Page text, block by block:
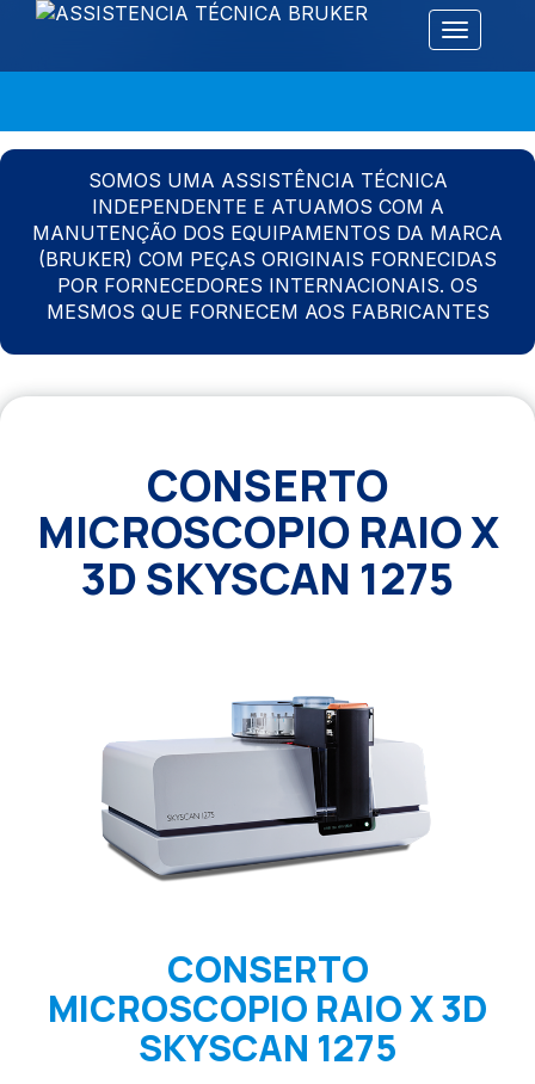
Alternar
SOMOS UMA ASSISTÊNCIA TÉCNICA
INDEPENDENTE E ATUAMOS COM A
MANUTENÇÃO DOS EQUIPAMENTOS DA MARCA
(BRUKER) COM PEÇAS ORIGINAIS FORNECIDAS
POR FORNECEDORES INTERNACIONAIS. OS
MESMOS QUE FORNECEM AOS FABRICANTES
CONSERTO
MICROSCOPIO RAIO X
3D SKYSCAN 1275
CONSERTO
MICROSCOPIO RAIO X 3D
SKYSCAN 1275